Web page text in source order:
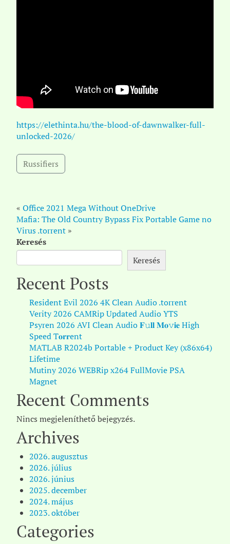
https://elethinta.hu/the-blood-of-dawnwalker-full-
unlocked-2026/
Russifiers
« Office 2021 Mega Without OneDrive
Mafia: The Old Country Bypass Fix Portable Game no
Virus .torrent »
Keresés
Keresés
Recent Posts
Resident Evil 2026 4K Clean Audio .torrent
Verity 2026 CAMRip Updated Audio YTS
Psyren 2026 AVI Clean Audio 𝐅𝚞𝐥𝐥 𝐌𝐨𝚟𝐢𝐞 High
Speed T𝐨𝐫𝐫ent
MATLAB R2024b Portable + Product Key (x86x64)
Lifetime
Mutiny 2026 WEBRip x264 FullMovie PSA
Magnet
Recent Comments
Nincs megjeleníthető bejegyzés.
Archives
2026. augusztus
2026. július
2026. június
2025. december
2024. május
2023. október
Categories